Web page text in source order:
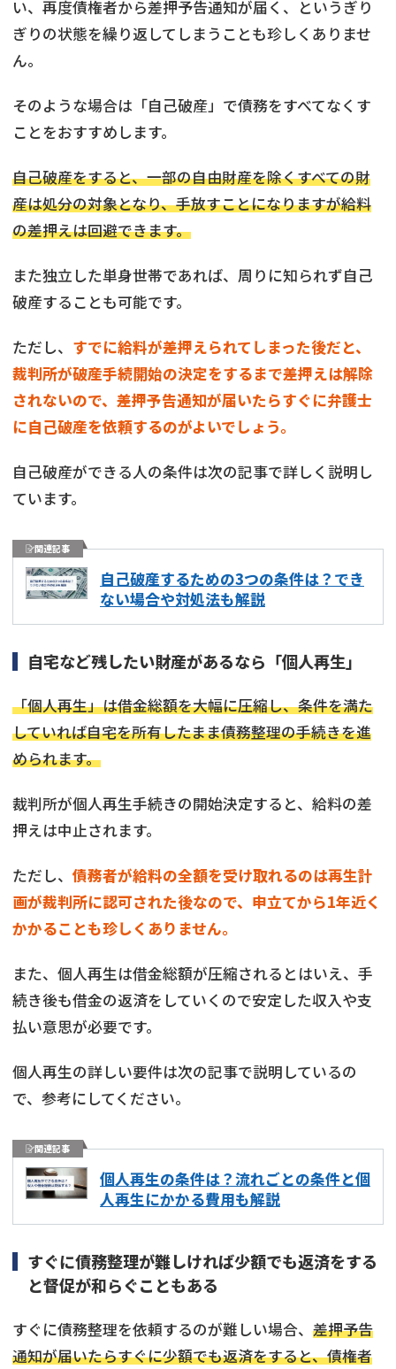
い、再度債権者から差押予告通知が届く、というぎり
ぎりの状態を繰り返してしまうことも珍しくありませ
ん。
そのような場合は「自己破産」で債務をすべてなくす
ことをおすすめします。
自己破産をすると、一部の自由財産を除くすべての財
産は処分の対象となり、手放すことになりますが給料
の差押えは回避できます。
また独立した単身世帯であれば、周りに知られず自己
破産することも可能です。
ただし、 すでに給料が差押えられてしまった後だと、
裁判所が破産手続開始の決定をするまで差押えは解除
されないので、差押予告通知が届いたらすぐに弁護士
に自己破産を依頼するのがよいでしょう。
自己破産ができる人の条件は次の記事で詳しく説明し
ています。
関連記事
自己破産するための3つの条件は？でき
ない場合や対処法も解説
自宅など残したい財産があるなら「個人再生」
「個人再生」は借金総額を大幅に圧縮し、条件を満た
していれば自宅を所有したまま債務整理の手続きを進
められます。
裁判所が個人再生手続きの開始決定すると、給料の差
押えは中止されます。
ただし、 債務者が給料の全額を受け取れるのは再生計
画が裁判所に認可された後なので、申立てから1年近く
かかることも珍しくありません。
また、個人再生は借金総額が圧縮されるとはいえ、手
続き後も借金の返済をしていくので安定した収入や支
払い意思が必要です。
個人再生の詳しい要件は次の記事で説明しているの
で、参考にしてください。
関連記事
個人再生の条件は？流れごとの条件と個
人再生にかかる費用も解説
すぐに債務整理が難しければ少額でも返済をする
と督促が和らぐこともある
すぐに債務整理を依頼するのが難しい場合、 差押予告
通知が届いたらすぐに少額でも返済をすると、債権者